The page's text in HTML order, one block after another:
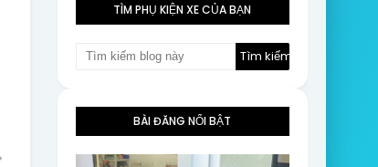
TÌM PHỤ KIỆN XE CỦA BẠN
BÀI ĐĂNG NỔI BẬT